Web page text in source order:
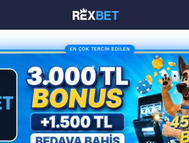
EN ÇOK TERCİH EDİLEN